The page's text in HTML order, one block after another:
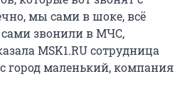
мы сами в шоке, всё
звонили в МЧС,
MSK1.RU сотрудница
город маленький, компания